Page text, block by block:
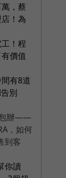
，蔡
！為
！程
價值
有8道
別
包辦——
，如何
到客
你讀